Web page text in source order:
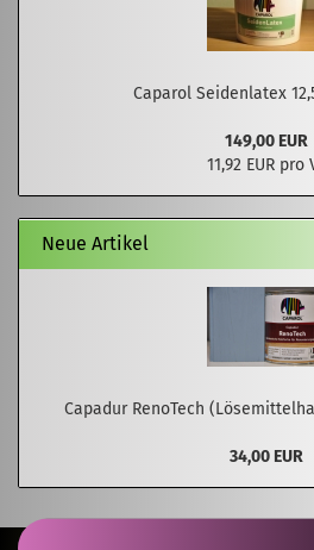
Caparol Seidenlatex
149,00 EUR
11,92 EUR pro
Neue Artikel
Capadur RenoTech
34,00 EUR